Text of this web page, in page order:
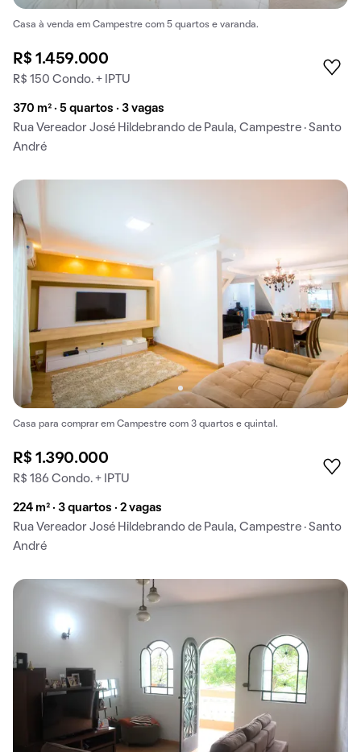
Casa à venda em Campestre com 5 quartos e varanda.
R$ 1.459.000
R$ 150 Condo. + IPTU
370 m² · 5 quartos · 3 vagas
Rua Vereador José Hildebrando de Paula, Campestre · Santo
André
Casa para comprar em Campestre com 3 quartos e quintal.
R$ 1.390.000
R$ 186 Condo. + IPTU
224 m² · 3 quartos · 2 vagas
Rua Vereador José Hildebrando de Paula, Campestre · Santo
André